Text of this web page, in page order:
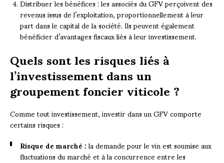
revenus issus de l’exploitation, proportionnellement à leur
part dans le capital de la société. Ils peuvent également
bénéficier d’avantages fiscaux liés à leur investissement.
Quels sont les risques liés à
l’investissement dans un
groupement foncier viticole ?
Comme tout investissement, investir dans un GFV comporte
certains risques :
Risque de marché :la demande pour le vin est soumise aux
fluctuations du marché et à la concurrence entre les